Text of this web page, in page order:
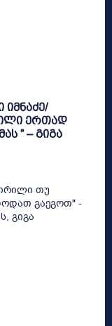
ერთად
” – გიგა
თუ
გაეგოთ" -
გიგა